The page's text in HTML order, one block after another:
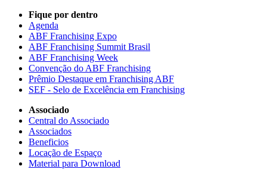
Fique por dentro
Agenda
ABF Franchising Expo
ABF Franchising Summit Brasil
ABF Franchising Week
Convenção do ABF Franchising
Prêmio Destaque em Franchising ABF
SEF - Selo de Excelência em Franchising
Associado
Central do Associado
Associados
Beneficios
Locação de Espaço
Material para Download